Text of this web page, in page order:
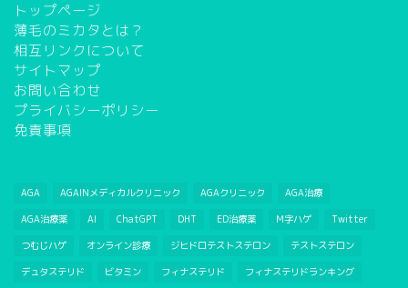
トップページ
薄毛のミカタとは？
相互リンクについて
サイトマップ
お問い合わせ
プライバシーポリシー
免責事項
AGA AGAINメディカルクリニック AGAクリニック AGA治療
AGA治療薬 AI ChatGPT DHT ED治療薬 M字ハゲ Twitter
つむじハゲ オンライン診療 ジヒドロテストステロン テストステロン
デュタステリド ビタミン フィナステリド フィナステリドランキング